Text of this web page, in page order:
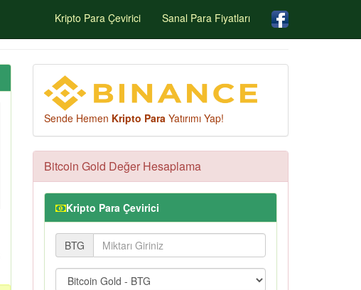
Kripto Para Çevirici Sanal Para Fiyatları
Sende Hemen Kripto Para Yatırımı Yap!
Bitcoin Gold Değer Hesaplama
Kripto Para Çevirici
BTG